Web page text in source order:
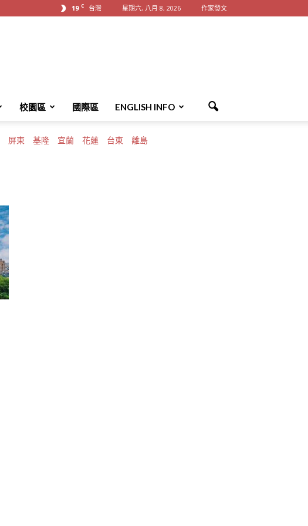
19 C 台灣 星期六, 八月 8, 2026 作家發文
校園區 國際區 ENGLISH INFO
屏東 基隆 宜蘭 花蓮 台東 離島